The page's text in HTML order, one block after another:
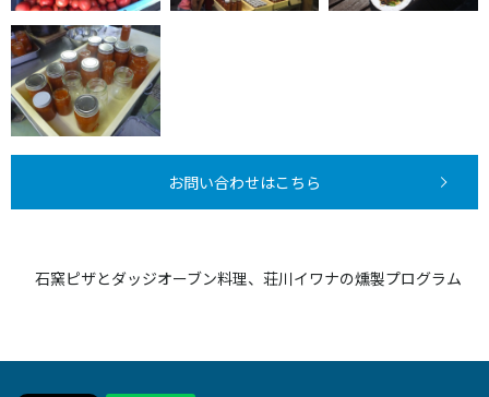
お問い合わせはこちら
石窯ピザとダッジオーブン料理、荘川イワナの燻製プログラム